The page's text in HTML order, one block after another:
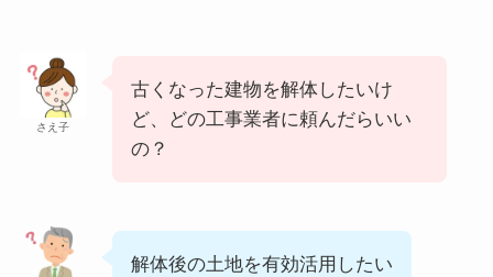
さえ子
古くなった建物を解体したいけ
ど、どの工事業者に頼んだらいい
の？
解体後の土地を有効活用したい